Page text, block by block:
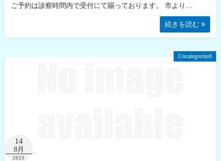
ご予約は診察時間内で受付にて賜っております。 市より…
続きを読む
Uncategorized
14
8月
2023